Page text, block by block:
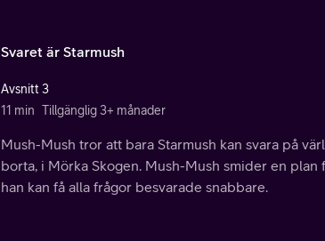
Svaret är Starmush
Avsnitt 3
11 min Tillgänglig 3+ månader
Mush-Mush tror att bara Starmush kan svara på
borta, i Mörka Skogen. Mush-Mush smider en
han kan få alla frågor besvarade snabbare.